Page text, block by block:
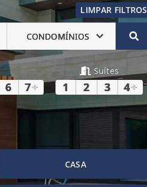
LIMPAR FILTROS
CONDOMÍNIOS
6 7+
Suítes
1 2 3 4+
CASA